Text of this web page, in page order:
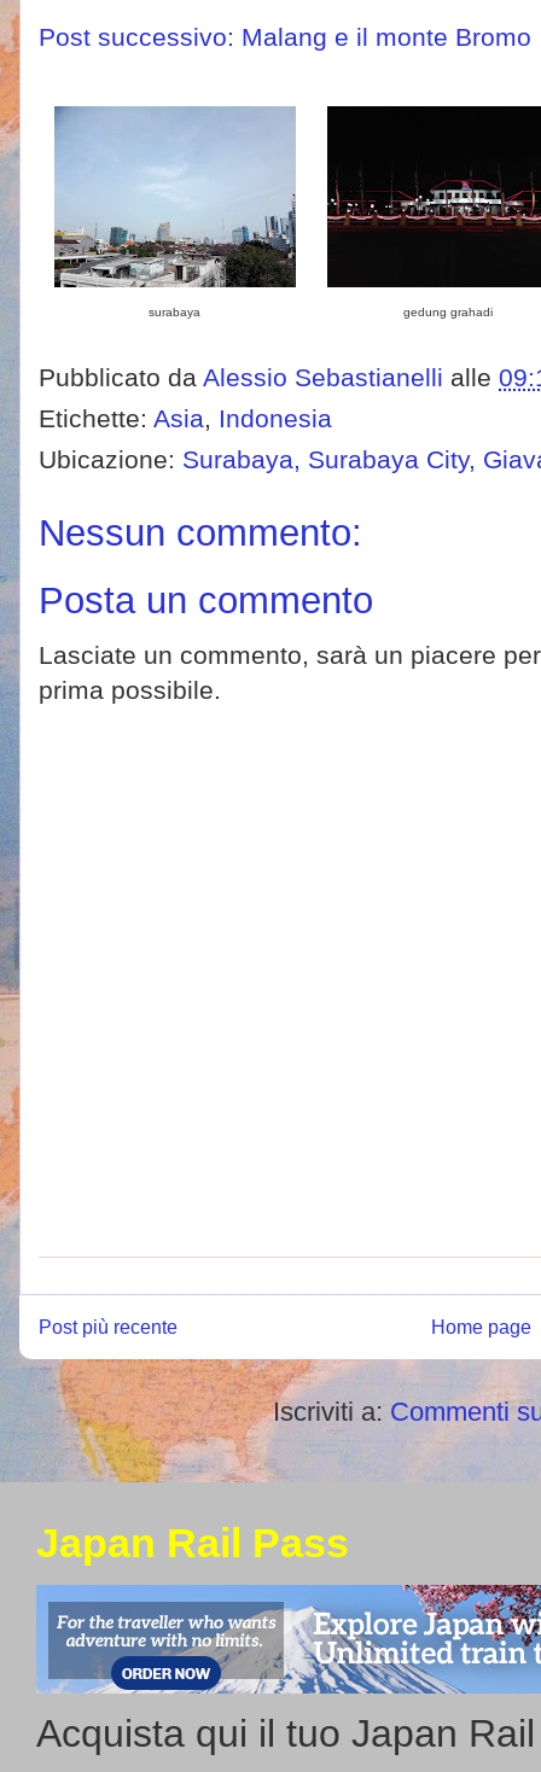
Post successivo: Malang e il monte Bromo
surabaya gedung grahadi
Pubblicato da Alessio Sebastianelli alle
Etichette: Asia, Indonesia
Ubicazione: Surabaya, Surabaya City,
Nessun commento:
Posta un commento
Lasciate un commento, sarà un piacere
prima possibile.
Post più recente Home page
Iscriviti a: Commenti
Japan Rail Pass
Acquista qui il tuo Japan